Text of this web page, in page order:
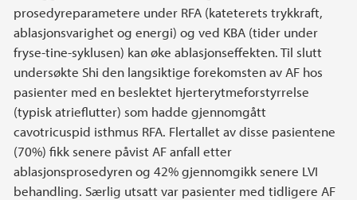
prosedyreparametere under RFA (kateterets trykkraft,
ablasjonsvarighet og energi) og ved KBA (tider under
fryse-tine-syklusen) kan øke ablasjonseffekten. Til slutt
undersøkte Shi den langsiktige forekomsten av AF hos
pasienter med en beslektet hjerterytmeforstyrrelse
(typisk atrieflutter) som hadde gjennomgått
cavotricuspid isthmus RFA. Flertallet av disse pasientene
(70%) fikk senere påvist AF anfall etter
ablasjonsprosedyren og 42% gjennomgikk senere LVI
behandling. Særlig utsatt var pasienter med tidligere AF